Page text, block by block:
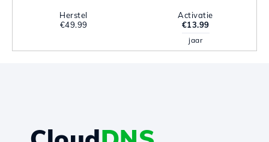
Herstel
€49.99
Activatie
€13.99
jaar